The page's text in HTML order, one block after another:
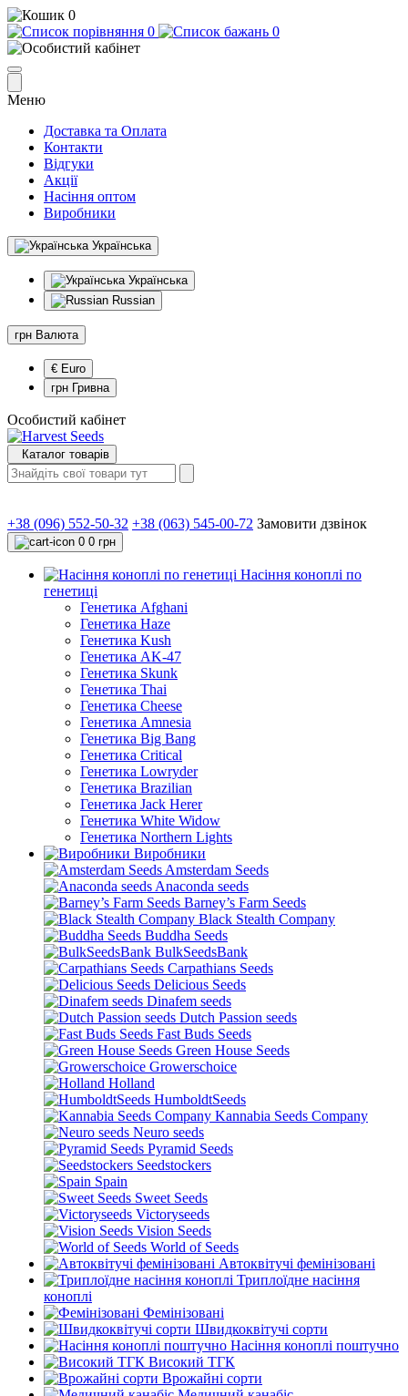
0
0
0
Меню
Доставка та Оплата
Контакти
Відгуки
Акції
Насіння оптом
Виробники
Українська
Українська
Russian
грн Валюта
€ Euro
грн Гривна
Особистий кабінет
Каталог товарів
+38 (096) 552-50-32 +38 (063) 545-00-72 Замовити дзвінок
0 0 грн
Насіння коноплі по
генетиці
Генетика Afghani
Генетика Haze
Генетика Kush
Генетика AK-47
Генетика Skunk
Генетика Thai
Генетика Cheese
Генетика Amnesia
Генетика Big Bang
Генетика Critical
Генетика Lowryder
Генетика Brazilian
Генетика Jack Herer
Генетика White Widow
Генетика Northern Lights
Виробники
Amsterdam Seeds
Anaconda seeds
Barney’s Farm Seeds
Black Stealth Company
Buddha Seeds
BulkSeedsBank
Carpathians Seeds
Delicious Seeds
Dinafem seeds
Dutch Passion seeds
Fast Buds Seeds
Green House Seeds
Growerschoice
Holland
HumboldtSeeds
Kannabia Seeds Company
Neuro seeds
Pyramid Seeds
Seedstockers
Spain
Sweet Seeds
Victoryseeds
Vision Seeds
World of Seeds
Автоквітучі фемінізовані
Триплоїдне насіння
коноплі
Фемінізовані
Швидкоквітучі сорти
Насіння коноплі поштучно
Високий ТГК
Врожайні сорти